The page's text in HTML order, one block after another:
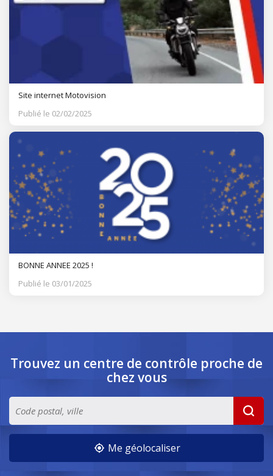
Site internet Motovision
Publié le 02/02/2025
BONNE ANNEE 2025 !
Publié le 03/01/2025
Trouvez un centre de contrôle proche de
chez vous
Me géolocaliser